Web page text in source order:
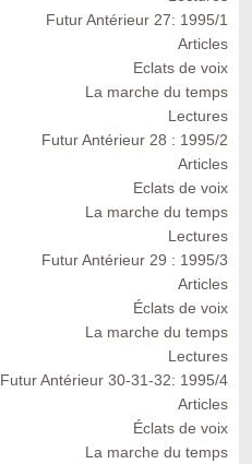
Futur Antérieur 27: 1995/1
Articles
Eclats de voix
La marche du temps
Lectures
Futur Antérieur 28 : 1995/2
Articles
Eclats de voix
La marche du temps
Lectures
Futur Antérieur 29 : 1995/3
Articles
Éclats de voix
La marche du temps
Lectures
Futur Antérieur 30-31-32: 1995/4
Articles
Éclats de voix
La marche du temps